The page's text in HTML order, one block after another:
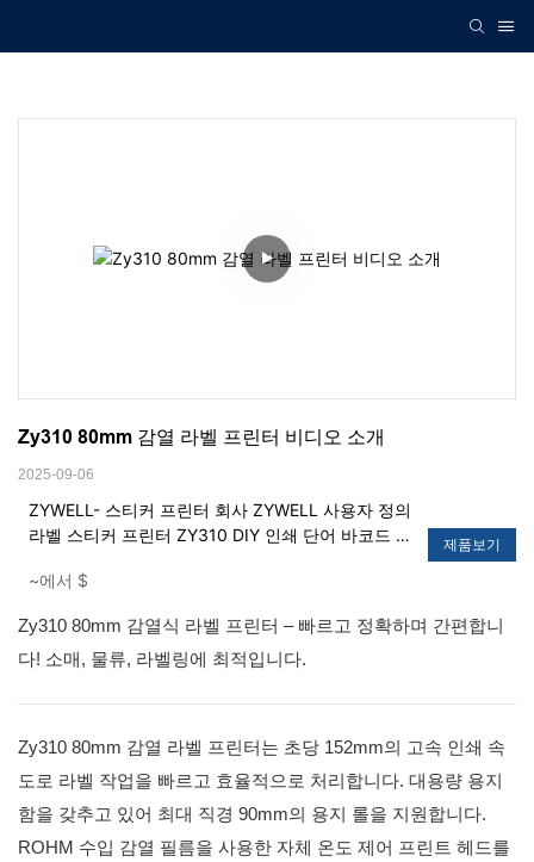
Zy310 80mm 감열 라벨 프린터 비디오 소개
2025-09-06
ZYWELL- 스티커 프린터 회사 ZYWELL 사용자 정의
라벨 스티커 프린터 ZY310 DIY 인쇄 단어 바코드 그
~에서 $
제품보기
Zy310 80mm 감열식 라벨 프린터 – 빠르고 정확하며 간편합니
다! 소매, 물류, 라벨링에 최적입니다.
Zy310 80mm 감열 라벨 프린터는 초당 152mm의 고속 인쇄 속
도로 라벨 작업을 빠르고 효율적으로 처리합니다. 대용량 용지
함을 갖추고 있어 최대 직경 90mm의 용지 롤을 지원합니다.
ROHM 수입 감열 필름을 사용한 자체 온도 제어 프린트 헤드를